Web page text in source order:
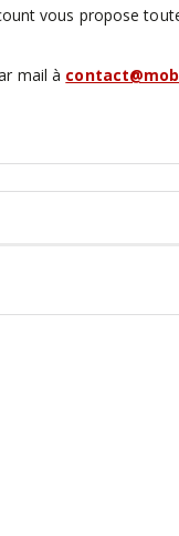
vous propose
mail à